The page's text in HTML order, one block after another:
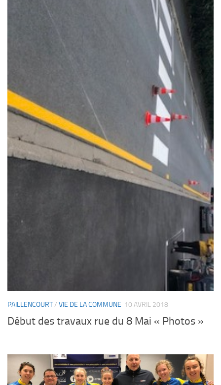
PAILLENCOURT/ VIE DE LA COMMUNE 10 AVRIL 2018
Début des travaux rue du 8 Mai « Photos »